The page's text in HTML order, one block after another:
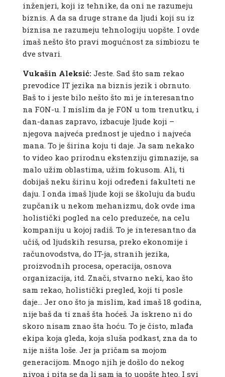
inženjeri, koji iz tehnike, da oni ne razumeju
biznis. A da sa druge strane da ljudi koji su iz
biznisa ne razumeju tehnologiju uopšte. I ovde
imaš nešto što pravi mogućnost za simbiozu te
dve stvari.
Vukašin Aleksić:Jeste. Sad što sam rekao
prevodice IT jezika na biznis jezik i obrnuto.
Baš to i jeste bilo nešto što mi je interesantno
na FON-u. I mislim da je FON u tom trenutku, i
dan-danas zapravo, izbacuje ljude koji –
njegova najveća prednost je ujedno i najveća
mana. To je širina koju ti daje. Ja sam nekako
to video kao prirodnu ekstenziju gimnazije, sa
malo užim oblastima, užim fokusom. Ali, ti
dobijaš neku širinu koji određeni fakulteti ne
daju. I onda imaš ljude koji se školuju da budu
zupčanik u nekom mehanizmu, dok ovde ima
holistički pogled na celo preduzeće, na celu
kompaniju u kojoj radiš. To je interesantno da
učiš, od ljudskih resursa, preko ekonomije i
računovodstva, do IT-ja, stranih jezika,
proizvodnih procesa, operacija, osnova
organizacija, itd. Znači, stvarno neki, kao što
sam rekao, holistički pregled, koji ti posle
daje… Jer ono što ja mislim, kad imaš 18 godina,
nije baš da ti znaš šta hoćeš. Ja iskreno ni do
skoro nisam znao šta hoću. To je čisto, mlađa
ekipa koja gleda, koja sluša podkast, zna da to
nije ništa loše. Jer ja pričam sa mojom
generacijom. Mnogo njih je došlo do nekog
nivoa i pita se da li sam ja to uopšte hteo. I svi